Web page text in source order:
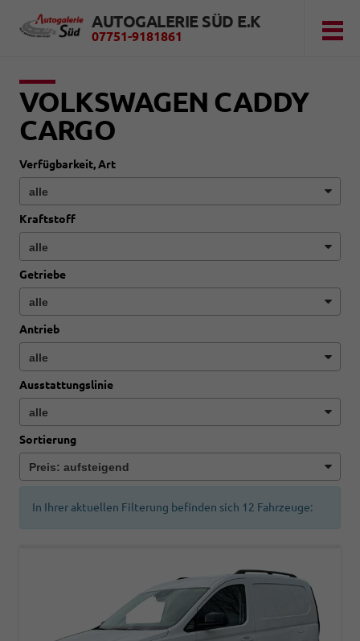
AUTOGALERIE SÜD E.K
07751-9181861
VOLKSWAGEN CADDY
CARGO
Verfügbarkeit, Art
Kraftstoff
Getriebe
Antrieb
Ausstattungslinie
Sortierung
In Ihrer aktuellen Filterung befinden sich 12 Fahrzeuge: